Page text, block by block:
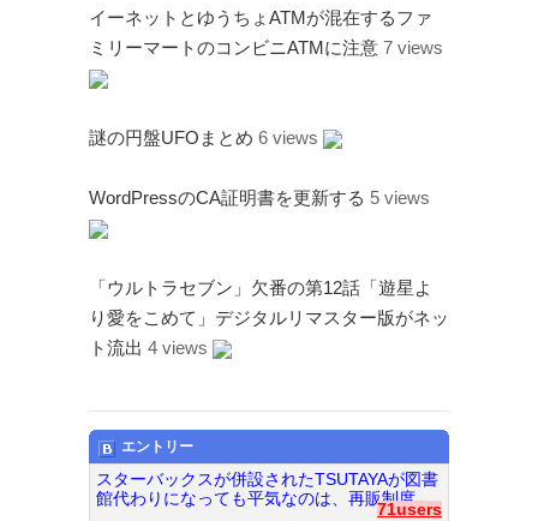
The Official Gerry
Anderson Website
UFO Series Home
S.H.A.D.O. Research
Labs
UFO（Facebook）
Anderson Japanese
Information
ムラタ有子
GALLERY SIDE
イーネットとゆうちょATMが混在するファ
ミリーマートのコンビニATMに注意 7 views
謎の円盤UFOまとめ 6 views
WordPressのCA証明書を更新する 5 views
「ウルトラセブン」欠番の第12話「遊星よ
り愛をこめて」デジタルリマスター版がネッ
ト流出 4 views
エントリー
スターバックスが併設されたTSUTAYAが図書
館代わりになっても平気なのは、再販制度...
71users